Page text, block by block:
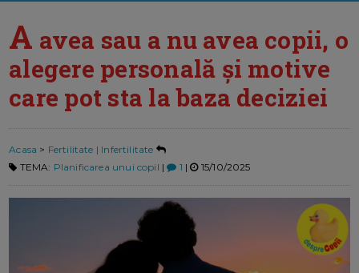
A avea sau a nu avea copii, o
alegere personală și motive
care pot sta la baza deciziei
Acasa > Fertilitate | Infertilitate
TEMA: Planificarea unui copil | 1 | 15/10/2025